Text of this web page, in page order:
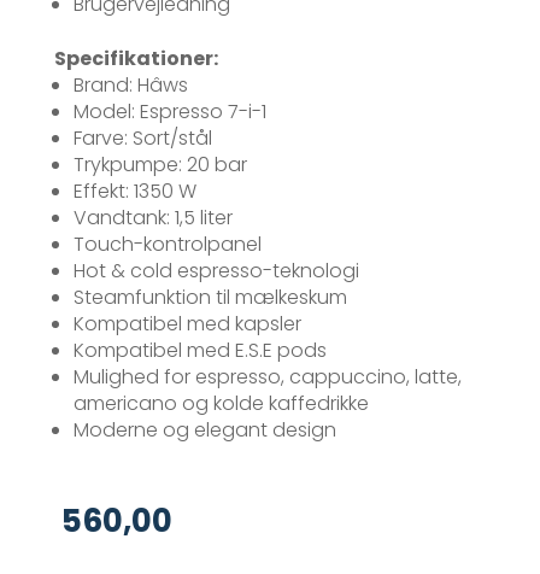
Specifikationer:
Brand: Hâws
Model: Espresso 7-i-1
Farve: Sort/stål
Trykpumpe: 20 bar
Effekt: 1350 W
Vandtank: 1,5 liter
Touch-kontrolpanel
Hot & cold espresso-teknologi
Steamfunktion til mælkeskum
Kompatibel med kapsler
Kompatibel med E.S.E pods
Mulighed for espresso, cappuccino, latte,
americano og kolde kaffedrikke
Moderne og elegant design
560,00